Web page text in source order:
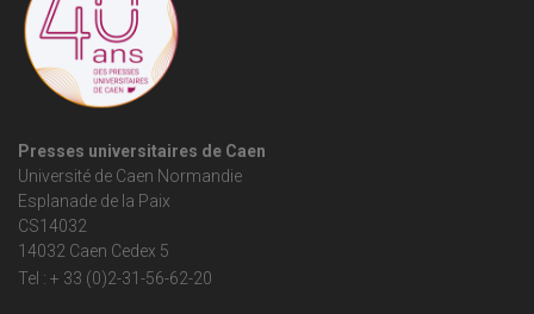
Presses universitaires de Caen
Université de Caen Normandie
Esplanade de la Paix
CS14032
14032 Caen Cedex 5
Tel : + 33 (0)2-31-56-62-20